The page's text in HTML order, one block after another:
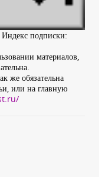
подписки:
материалов,
же обязательна
или на главную